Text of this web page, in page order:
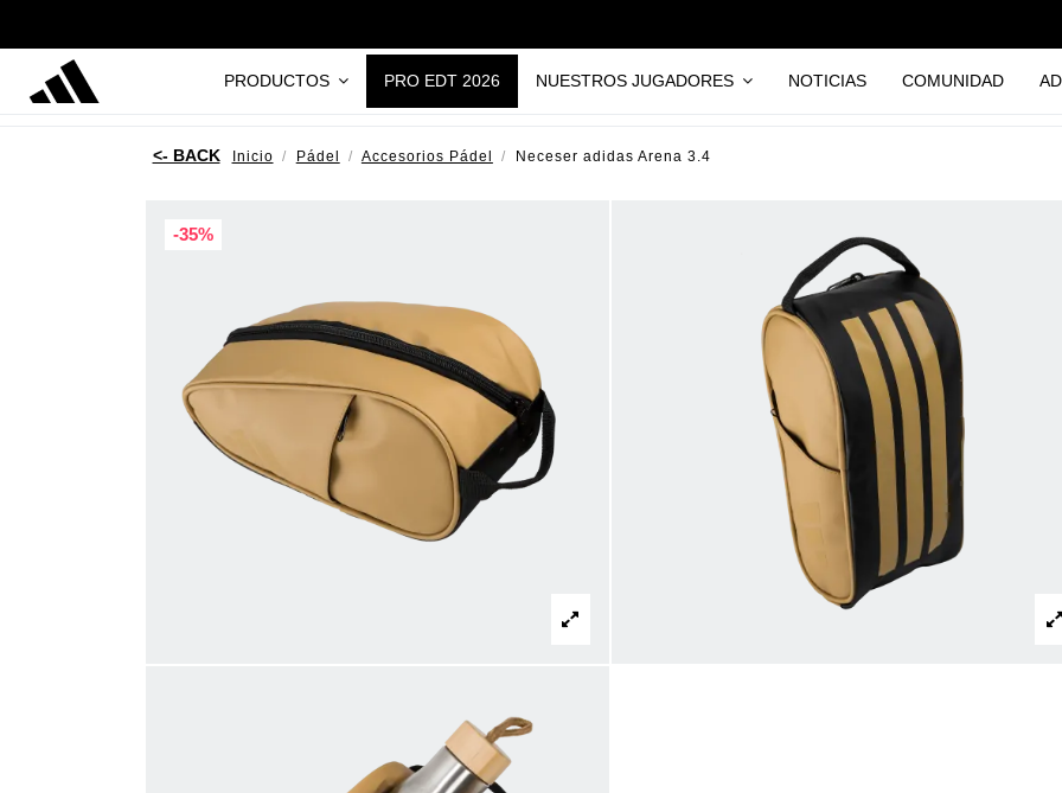
PRODUCTOS PRO EDT 2026 NUESTROS JUGADORES NOTICIAS COMUNIDAD
Inicio Pádel Accesorios Pádel Neceser adidas Arena 3.4
-35%